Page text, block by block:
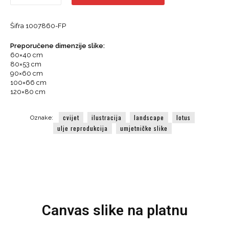
na
Lotus,
Cvijet,
Reprodukcija
količina
Šifra 1007860-FP
Preporučene dimenzije slike:
60×40 cm
80×53 cm
90×60 cm
100×66 cm
120×80 cm
Oznake: cvijet ilustracija landscape
lotus
ulje reprodukcija
umjetničke slike
Canvas slike na platnu